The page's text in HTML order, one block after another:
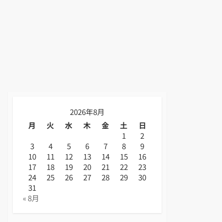
2026年8月
月
火 水 木 金 土
日
1
2
3
4 5 6 7 8
9
10
11 12 13 14 15
16
17
18 19 20 21 22
23
24
25 26 27 28 29
30
31
« 8月